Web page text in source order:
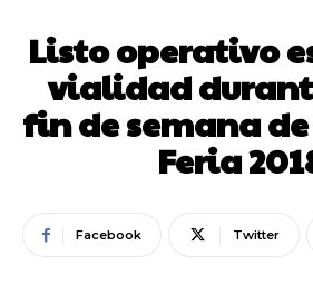
Listo operativo
vialidad
fin de semana
Feria
Facebook Twitter